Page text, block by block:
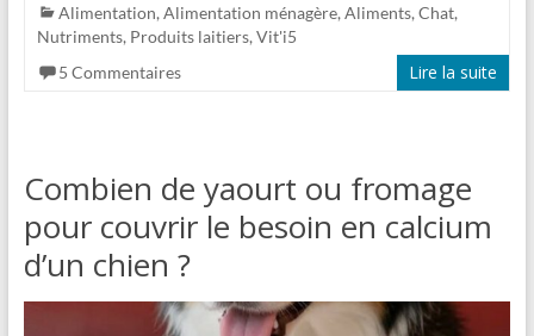
Alimentation, Alimentation ménagère, Aliments, Chat,
Nutriments, Produits laitiers, Vit'i5
5 Commentaires
Lire la suite
Combien de yaourt ou fromage
pour couvrir le besoin en calcium
d’un chien ?